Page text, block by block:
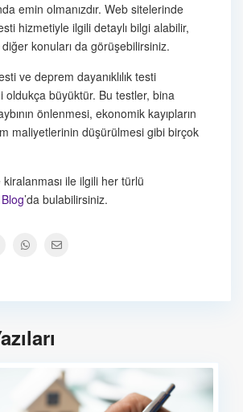
emin olmanızdır. Web sitelerinde
hizmetiyle ilgili detaylı bilgi alabilir,
konuları da görüşebilirsiniz.
ve deprem dayanıklılık testi
oldukça büyüktür. Bu testler, bina
önlenmesi, ekonomik kayıpların
maliyetlerinin düşürülmesi gibi birçok
kiralanması ile ilgili her türlü
’da bulabilirsiniz.